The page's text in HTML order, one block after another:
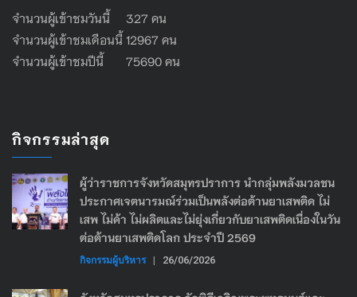
จำนวนผู้เข้าชมวันนี้ 327 คน
จำนวนผู้เข้าชมเดือนนี้ 12967 คน
จำนวนผู้เข้าชมปีนี้ 75690 คน
กิจกรรมล่าสุด
ผู้ว่าราชการจังหวัดสมุทรปราการ นำกลุ่มพลังมวลชน
ประกาศเจตนารมณ์ร่วมเป็นพลังต่อต้านยาเสพติด ไม่
เสพ ไม่ค้า ไม่ผลิตและไม่ยุ่งเกี่ยวกับยาเสพติดเนื่องในวัน
ต่อต้านยาเสพติดโลก ประจำปี 2569
กิจกรรมผู้บริหาร | 26/06/2026